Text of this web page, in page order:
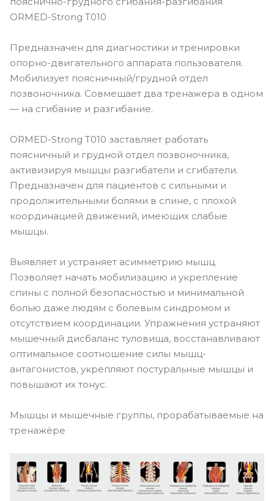
ORMED-Strong Т010
Предназначен для диагностики и тренировки
опорно-двигательного аппарата пользователя.
Мобилизует поясничный/грудной отдел
позвоночника. Совмещает два тренажера в одном
— на сгибание и разгибание.
ORMED-Strong Т010 заставляет работать
поясничный и грудной отдел позвоночника,
активизируя мышцы разгибатели и сгибатели.
Предназначен для пациентов с сильными и
продолжительными болями в спине, с плохой
координацией движений, имеющих слабые
мышцы.
Выявляет и устраняет асимметрию мышц.
Позволяет начать мобилизацию и укрепление
спины с полной безопасностью и минимальной
болью даже людям с болевым синдромом и
отсутствием координации. Упражнения устраняют
мышечный дисбаланс туловища, восстанавливают
оптимальное соотношение силы мышц-
антагонистов, укрепляют постуральные мышцы и
повышают их тонус.
Мышцы и мышечные группы, прорабатываемые на
тренажёре